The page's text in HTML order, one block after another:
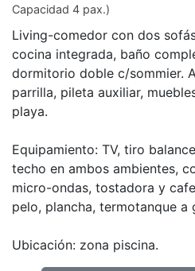
Capacidad 4 pax.)
Living-comedor con dos
cocina integrada, baño
dormitorio doble c/sommier.
parrilla, pileta auxiliar,
playa.
Equipamiento: TV, tiro
techo en ambos ambientes,
micro-ondas, tostadora y
pelo, plancha, termotanque a
Ubicación: zona piscina.